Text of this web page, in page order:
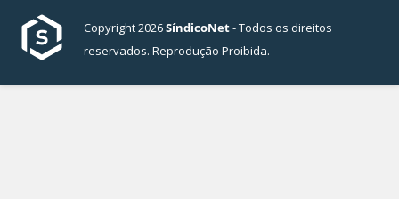
Copyright 2026SíndicoNet- Todos os direitos
reservados. Reprodução Proibida.